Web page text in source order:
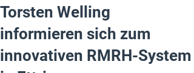
Torsten Welling
informieren sich zum
innovativen RMRH-System